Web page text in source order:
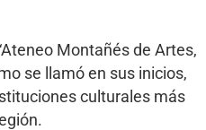
Montañés de Artes,
se llamó en sus inicios,
culturales más